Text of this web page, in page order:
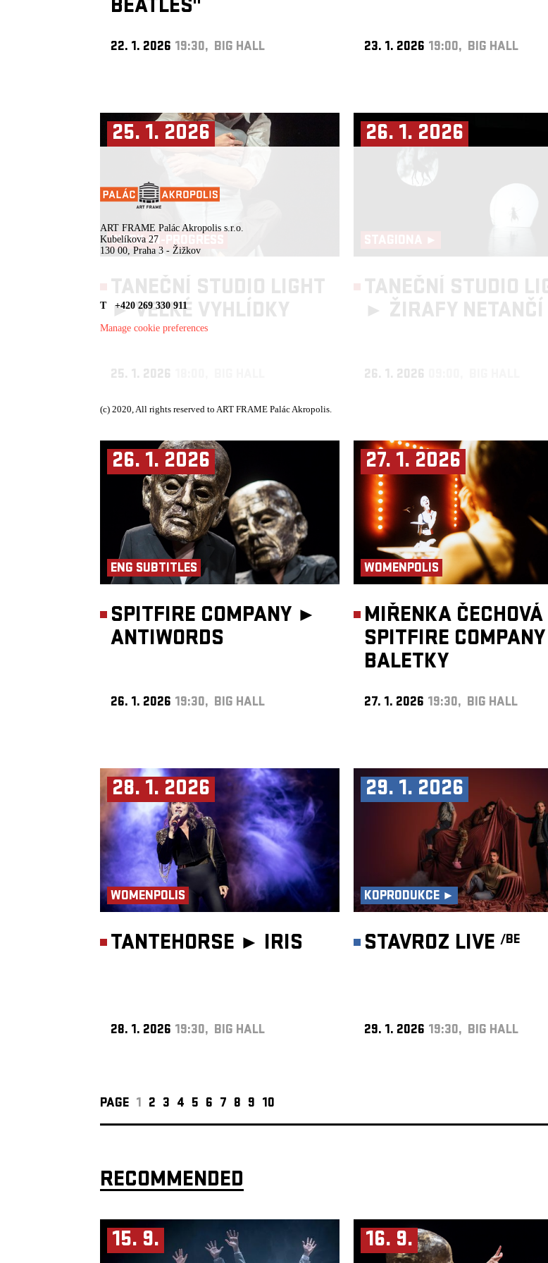
BEATLES"
22. 1. 2026 19:30, BIG HALL 23. 1. 2026 19:00, BIG HALL
25. 1. 2026
WORK-IN-PROGRESS
TANEČNÍ STUDIO LIGHT
►VELKÉ VYHLÍDKY
25. 1. 2026
26. 1. 2026
TANEČNÍ STUDIO
► ŽIRAFY NETANČÍ
26. 1. 2026
26. 1. 2026
ENG SUBTITLES
SPITFIRE COMPANY ►
ANTIWORDS
26. 1. 2026 19:30, BIG HALL
27. 1. 2026
WOMENPOLIS
MIŘENKA
SPITFIRE
BALETKY
27. 1. 2026 19:30, BIG HALL
28. 1. 2026
WOMENPOLIS
TANTEHORSE ► IRIS
28. 1. 2026 19:30, BIG HALL
29. 1. 2026
KOPRODUKCE ►
STAVROZ LIVE /BE
29. 1. 2026 19:30, BIG HALL
PAGE 1 2 3 4 5 6 7 8 9 10
RECOMMENDED
15. 9. 16. 9.
ART FRAME Palác Akropolis s.r.o.
Kubelíkova 27
130 00, Praha 3 - Žižkov
T +420 269 330 911
Manage cookie preferences
(c) 2020, All rights reserved to ART FRAME Palác Akropolis.